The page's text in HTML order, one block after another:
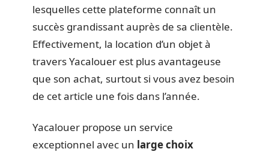
lesquelles cette plateforme connaît un
succès grandissant auprès de sa clientèle.
Effectivement, la location d’un objet à
travers Yacalouer est plus avantageuse
que son achat, surtout si vous avez besoin
de cet article une fois dans l’année.
Yacalouer propose un service
exceptionnel avec un large choix